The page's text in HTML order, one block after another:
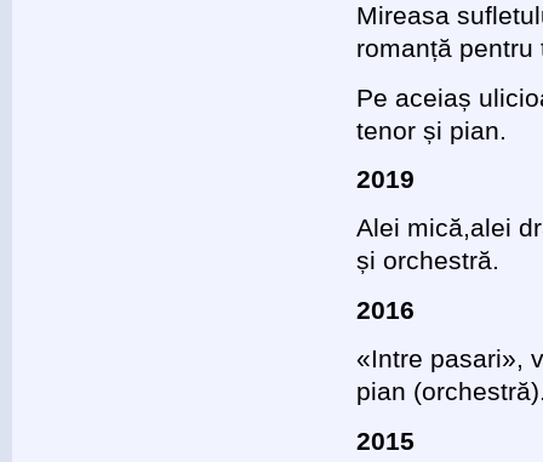
Mireasa
romanță
Pe aceiaș
tenor și pian.
2019
Alei mică,alei
și orchestră.
2016
«Intre pasari»,
pian
2015